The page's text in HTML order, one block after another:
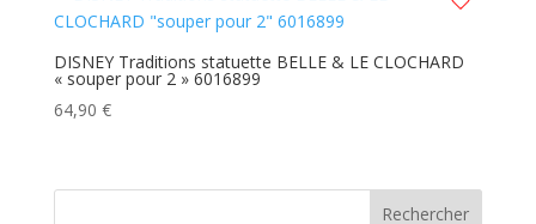
DISNEY Traditions statuette BELLE & LE CLOCHARD
« souper pour 2 » 6016899
64,90 €